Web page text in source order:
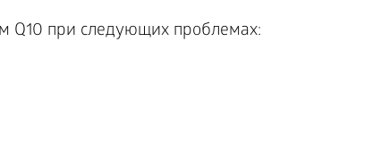
Q10 при следующих проблемах: